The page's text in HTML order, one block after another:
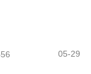
05-29